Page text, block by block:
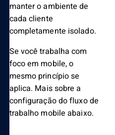
manter o ambiente de
cada cliente
completamente isolado.
Se você trabalha com
foco em mobile, o
mesmo princípio se
aplica. Mais sobre a
configuração do fluxo de
trabalho mobile abaixo.